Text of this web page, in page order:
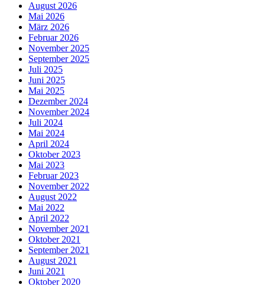
August 2026
Mai 2026
März 2026
Februar 2026
November 2025
September 2025
Juli 2025
Juni 2025
Mai 2025
Dezember 2024
November 2024
Juli 2024
Mai 2024
April 2024
Oktober 2023
Mai 2023
Februar 2023
November 2022
August 2022
Mai 2022
April 2022
November 2021
Oktober 2021
September 2021
August 2021
Juni 2021
Oktober 2020